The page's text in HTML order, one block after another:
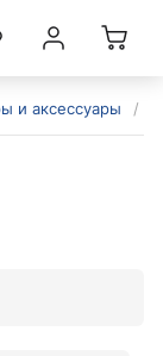
и аксессуары /